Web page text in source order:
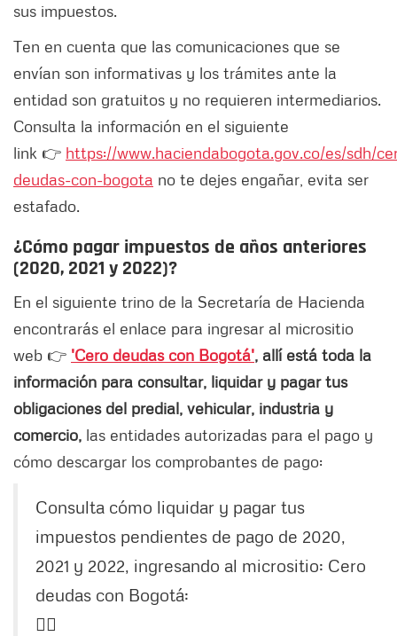
sus impuestos.
Ten en cuenta que las comunicaciones que se
envían son informativas y los trámites ante la
entidad son gratuitos y no requieren intermediarios.
Consulta la información en el siguiente
link 👉 https://www.haciendabogota.gov.co/es/sdh/
deudas-con-bogota no te dejes engañar, evita ser
estafado.
¿Cómo pagar impuestos de años anteriores
(2020, 2021 y 2022)?
En el siguiente trino de la Secretaría de Hacienda
encontrarás el enlace para ingresar al micrositio
web 👉 'Cero deudas con Bogotá', allí está toda la
información para consultar, liquidar y pagar tus
obligaciones del predial, vehicular, industria y
comercio, las entidades autorizadas para el pago y
cómo descargar los comprobantes de pago:
Consulta cómo liquidar y pagar tus
impuestos pendientes de pago de 2020,
2021 y 2022, ingresando al micrositio: Cero
deudas con Bogotá:
👉🏼